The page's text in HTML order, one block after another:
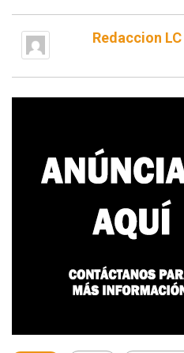
Redaccion LC